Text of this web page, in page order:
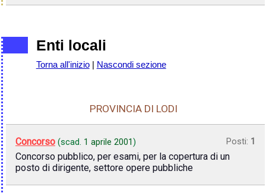
Enti locali
Torna all'inizio| Nascondi sezione
PROVINCIA DI LODI
Concorso (scad. 1 aprile 2001) Posti: 1
Concorso pubblico, per esami, per la copertura di un
posto di dirigente, settore opere pubbliche